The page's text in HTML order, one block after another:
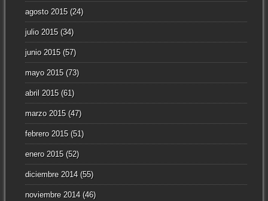
agosto 2015(24)
julio 2015(34)
junio 2015(57)
mayo 2015(73)
abril 2015(61)
marzo 2015(47)
febrero 2015(51)
enero 2015(52)
diciembre 2014(55)
noviembre 2014(46)